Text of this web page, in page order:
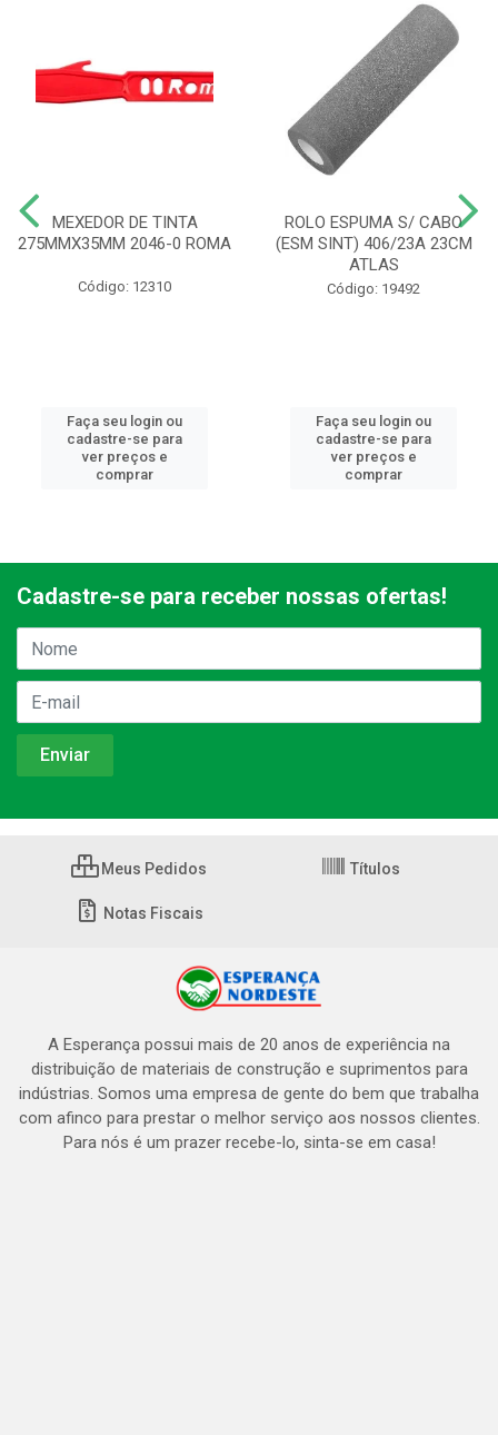
MEXEDOR DE TINTA
275MMX35MM 2046-0 ROMA
Código: 12310
Faça seu login ou
cadastre-se para
ver preços e
comprar
ROLO ESPUMA S/ CABO
(ESM SINT) 406/23A 23CM
ATLAS
Código: 19492
Faça seu login ou
cadastre-se para
ver preços e
comprar
Cadastre-se para receber nossas ofertas!
Meus Pedidos Títulos
Notas Fiscais
A Esperança possui mais de 20 anos de experiência na
distribuição de materiais de construção e suprimentos para
indústrias. Somos uma empresa de gente do bem que trabalha
com afinco para prestar o melhor serviço aos nossos clientes.
Para nós é um prazer recebe-lo, sinta-se em casa!